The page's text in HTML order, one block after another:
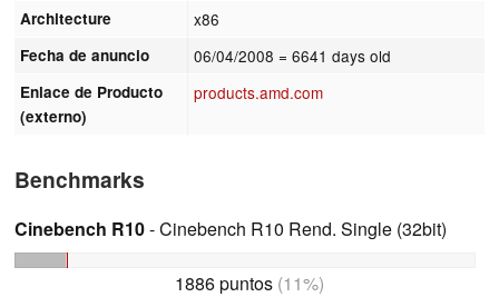
Architecture x86
Fecha de anuncio 06/04/2008 = 6641 days old
Enlace de Producto
(externo)
products.amd.com
Benchmarks
Cinebench R10- Cinebench R10 Rend. Single (32bit)
1886 puntos (11%)